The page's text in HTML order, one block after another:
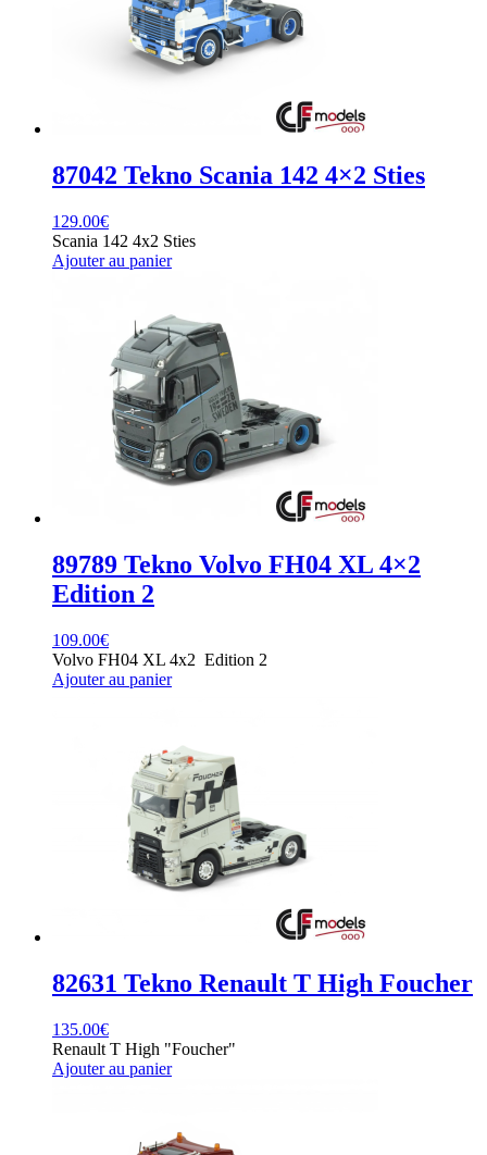
87042 Tekno Scania 142 4×2 Sties
129.00€
Scania 142 4x2 Sties
Ajouter au panier
89789 Tekno Volvo FH04 XL 4×2
Edition 2
109.00€
Volvo FH04 XL 4x2 Edition 2
Ajouter au panier
82631 Tekno Renault T High Foucher
135.00€
Renault T High "Foucher"
Ajouter au panier